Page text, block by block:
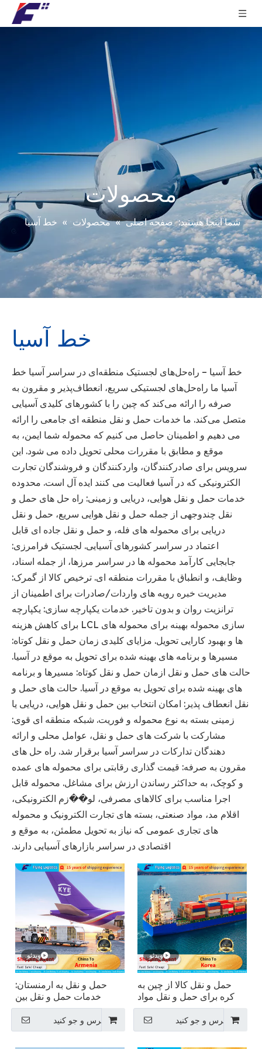
محصولات
شما اینجا هستید: صفحه اصلی » محصولات » خط آسیا
خط آسیا
خط آسیا – راه‌حل‌های لجستیک منطقه‌ای در سراسر آسیا خط
آسیا ما راه‌حل‌های لجستیکی سریع، انعطاف‌پذیر و مقرون به
صرفه را ارائه می‌کند که چین را با کشورهای کلیدی آسیایی
متصل می‌کند. ما خدمات حمل و نقل منطقه ای جامعی را ارائه
می دهیم و اطمینان حاصل می کنیم که محموله شما ایمن، به
موقع و مطابق با مقررات محلی تحویل داده می شود. این
سرویس برای صادرکنندگان، واردکنندگان و فروشندگان تجارت
الکترونیکی که در آسیا فعالیت می کنند ایده آل است. محدوده
خدمات حمل و نقل هوایی، دریایی و زمینی: راه حل های حمل و
نقل چندوجهی از جمله حمل و نقل هوایی سریع، حمل و نقل
دریایی برای محموله های فله، و حمل و نقل جاده ای قابل
اعتماد در سراسر کشورهای آسیایی. لجستیک فرامرزی:
جابجایی کارآمد محموله ها در سراسر مرزها، از جمله اسناد،
وظایف، و انطباق با مقررات منطقه ای. ترخیص کالا از گمرک:
مدیریت خبره رویه های واردات/صادرات برای اطمینان از
ترانزیت روان و بدون تاخیر. خدمات یکپارچه سازی: یکپارچه
سازی محموله بهینه برای محموله های LCL برای کاهش هزینه
ها و بهبود کارایی تحویل. مزایای کلیدی زمان حمل و نقل کوتاه:
مسیرها و برنامه های بهینه شده برای تحویل به موقع در آسیا.
حالت های حمل و نقل ازمان حمل و نقل کوتاه: مسیرها و برنامه
های بهینه شده برای تحویل به موقع در آسیا. حالت های حمل و
نقل انعطاف پذیر: امکان انتخاب بین حمل و نقل هوایی، دریایی یا
زمینی بسته به نوع محموله و فوریت. شبکه منطقه ای قوی:
مشارکت با شرکت های حمل و نقل، عوامل محلی و ارائه
دهندگان تدارکات در سراسر آسیا برقرار شد. راه حل های
مقرون به صرفه: قیمت گذاری رقابتی برای محموله های عمده
و کوچک، به حداکثر رساندن ارزش برای مشاغل. محموله قابل
اجرا مناسب برای کالاهای مصرفی، لو��زم الکترونیکی،
اقلام مد، مواد صنعتی، بسته های تجارت الکترونیک و محموله
های تجاری عمومی که نیاز به تحویل مطمئن، به موقع و
اقتصادی در سراسر بازارهای آسیایی دارند.
ویدئو
حمل و نقل کالا از چین به
کره برای حمل و نقل مواد
غذایی
پرس و جو کنید
ویدئو
حمل و نقل به ارمنستان:
خدمات حمل و نقل بین
المللی قابل اعتماد
پرس و جو کنید